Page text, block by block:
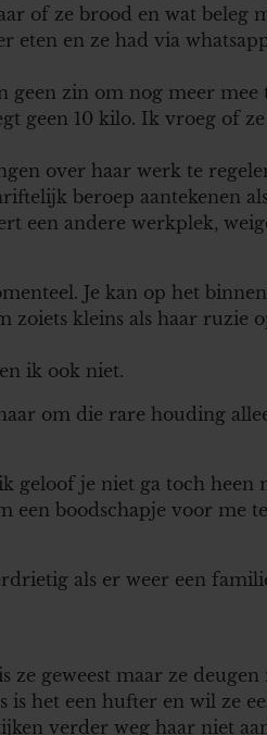
of ze brood en wat beleg
eten en ze had via
geen zin om nog meer mee
geen 10 kilo. Ik vroeg of
over haar werk te
beroep aantekenen
een andere werkplek,
Je kan op het
zoiets kleins als haar ruzie
ik ook niet.
om die rare houding
geloof je niet ga toch heen
een boodschapje voor me te
als er weer een
ze geweest maar ze deugen
is het een hufter en wil ze
verder weg haar niet